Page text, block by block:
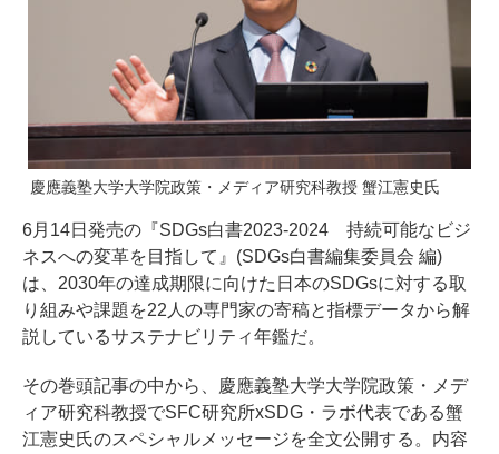
慶應義塾大学大学院政策・メディア研究科教授 蟹江憲史氏
6月14日発売の『SDGs白書2023-2024 持続可能なビジ
ネスへの変革を目指して』(SDGs白書編集委員会 編)
は、2030年の達成期限に向けた日本のSDGsに対する取
り組みや課題を22人の専門家の寄稿と指標データから解
説しているサステナビリティ年鑑だ。
その巻頭記事の中から、慶應義塾大学大学院政策・メデ
ィア研究科教授でSFC研究所xSDG・ラボ代表である蟹
江憲史氏のスペシャルメッセージを全文公開する。内容